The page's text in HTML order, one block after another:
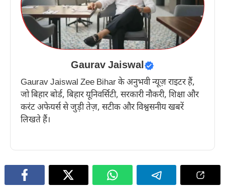
Gaurav Jaiswal
Gaurav Jaiswal Zee Bihar के अनुभवी न्यूज़ राइटर हैं,
जो बिहार बोर्ड, बिहार यूनिवर्सिटी, सरकारी नौकरी, शिक्षा और
करंट अफेयर्स से जुड़ी तेज़, सटीक और विश्वसनीय खबरें
लिखते हैं।